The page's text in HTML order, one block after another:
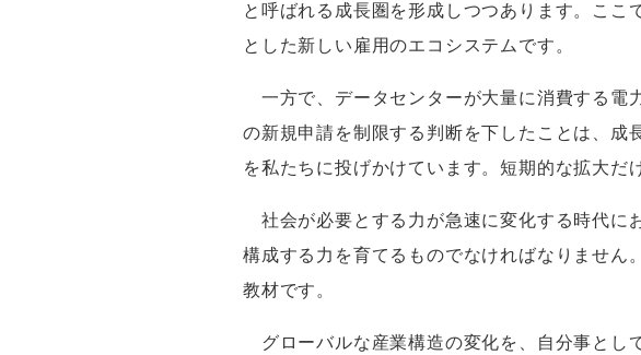
と呼ばれる成長圏を形成しつつあります。こ
とした新しい雇用のエコシステムです。
一方で、データセンターが大量に消費する電
の新規申請を制限する判断を下したことは、成
を私たちに投げかけています。短期的な拡大だ
社会が必要とする力が急速に変化する時代に
構成する力を育てるものでなければなりません
教材です。
グローバルな産業構造の変化を、自分事とし